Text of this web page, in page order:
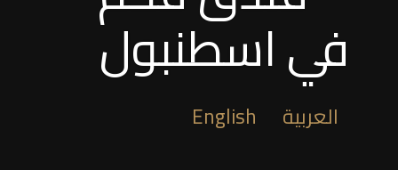
في اسطنبول
العربية English